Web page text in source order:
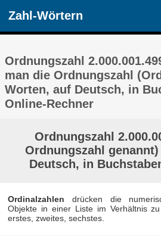
Zahl-Wörtern
Ordnungszahl
man die Ordnungszahl
Worten, auf Deutsch, in
Online-Rechner
Ordnungszahl
Ordnungszahl
Deutsch, in
Ordinalzahlen drücken die
Objekte in einer Liste im Verhältnis
erstes, zweites, sechstes.